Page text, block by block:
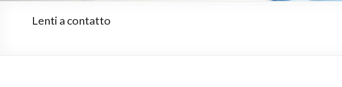
Lenti a contatto